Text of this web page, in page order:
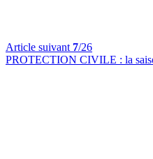
Article suivant 7/26
PROTECTION CIVILE : la